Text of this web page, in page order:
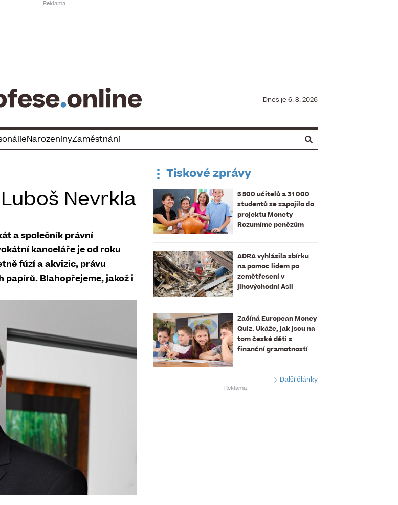
Dnes je 6. 8. 2026
NarozeninyZaměstnání
Nevrkla
a společník právní
kanceláře je od roku
fúzí a akvizic, právu
Blahopřejeme, jakož i
Tiskové zprávy
5 500 učitelů a 31 000
studentů se zapojilo do
projektu Monety
Rozumíme penězům
ADRA vyhlásila sbírku
na pomoc lidem po
zemětřesení v
jihovýchodní Asii
Začíná European Money
Quiz. Ukáže, jak jsou na
tom české děti s
finanční gramotností
Další články